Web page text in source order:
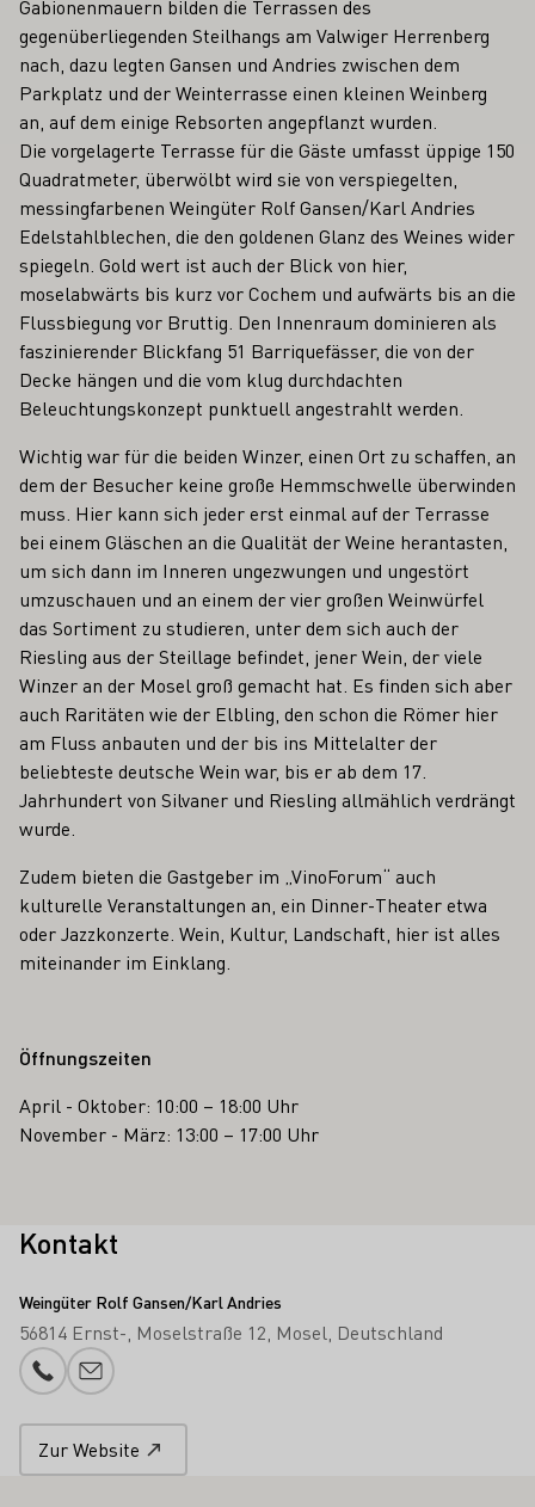
Gabionenmauern bilden die Terrassen des
gegenüberliegenden Steilhangs am Valwiger Herrenberg
nach, dazu legten Gansen und Andries zwischen dem
Parkplatz und der Weinterrasse einen kleinen Weinberg
an, auf dem einige Rebsorten angepflanzt wurden.
Die vorgelagerte Terrasse für die Gäste umfasst üppige 150
Quadratmeter, überwölbt wird sie von verspiegelten,
messingfarbenen Weingüter Rolf Gansen/Karl Andries
Edelstahlblechen, die den goldenen Glanz des Weines wider
spiegeln. Gold wert ist auch der Blick von hier,
moselabwärts bis kurz vor Cochem und aufwärts bis an die
Flussbiegung vor Bruttig. Den Innenraum dominieren als
faszinierender Blickfang 51 Barriquefässer, die von der
Decke hängen und die vom klug durchdachten
Beleuchtungskonzept punktuell angestrahlt werden.
Wichtig war für die beiden Winzer, einen Ort zu schaffen, an
dem der Besucher keine große Hemmschwelle überwinden
muss. Hier kann sich jeder erst einmal auf der Terrasse
bei einem Gläschen an die Qualität der Weine herantasten,
um sich dann im Inneren ungezwungen und ungestört
umzuschauen und an einem der vier großen Weinwürfel
das Sortiment zu studieren, unter dem sich auch der
Riesling aus der Steillage befindet, jener Wein, der viele
Winzer an der Mosel groß gemacht hat. Es finden sich aber
auch Raritäten wie der Elbling, den schon die Römer hier
am Fluss anbauten und der bis ins Mittelalter der
beliebteste deutsche Wein war, bis er ab dem 17.
Jahrhundert von Silvaner und Riesling allmählich verdrängt
wurde.
Zudem bieten die Gastgeber im „VinoForum“ auch
kulturelle Veranstaltungen an, ein Dinner-Theater etwa
oder Jazzkonzerte. Wein, Kultur, Landschaft, hier ist alles
miteinander im Einklang.
Öffnungszeiten
April - Oktober: 10:00 – 18:00 Uhr
November - März: 13:00 – 17:00 Uhr
Kontakt
Weingüter Rolf Gansen/Karl Andries
56814 Ernst- Moselstraße 12 Mosel Deutschland
Telefonnummer
E-Mail-Adresse
Zur Website